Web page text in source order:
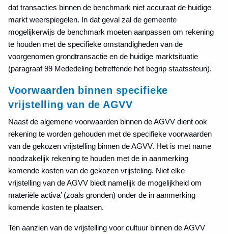
dat transacties binnen de benchmark niet accuraat de huidige
markt weerspiegelen. In dat geval zal de gemeente
mogelijkerwijs de benchmark moeten aanpassen om rekening
te houden met de specifieke omstandigheden van de
voorgenomen grondtransactie en de huidige marktsituatie
(paragraaf 99 Mededeling betreffende het begrip staatssteun).
Voorwaarden binnen specifieke
vrijstelling van de AGVV
Naast de algemene voorwaarden binnen de AGVV dient ook
rekening te worden gehouden met de specifieke voorwaarden
van de gekozen vrijstelling binnen de AGVV. Het is met name
noodzakelijk rekening te houden met de in aanmerking
komende kosten van de gekozen vrijsteling. Niet elke
vrijstelling van de AGVV biedt namelijk de mogelijkheid om
materiële activa’ (zoals gronden) onder de in aanmerking
komende kosten te plaatsen.
Ten aanzien van de vrijstelling voor cultuur binnen de AGVV